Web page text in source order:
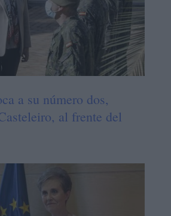
a su número dos,
al frente del